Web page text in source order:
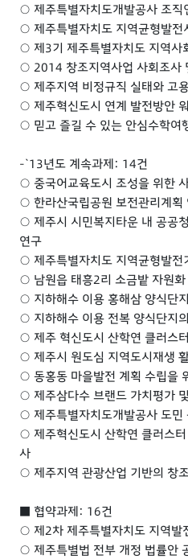
○ 제주특별자치도개발공사 조직
○ 제주특별자치도 지역균형발전
○ 제3기 제주특별자치도 지역사
○ 2014 창조지역사업 사회조사
○ 제주지역 비정규직 실태와 고
○ 제주혁신도시 연계 발전방안
○ 믿고 즐길 수 있는 안심수학여
-`13년도 계속과제: 14건
○ 중국어교육도시 조성을 위한
○ 한라산국립공원 보전관리계획
○ 제주시 시민복지타운 내 공공
연구
○ 제주특별자치도 지역균형발전
○ 남원읍 태흥2리 소금밭 자원
○ 지하해수 이용 홍해삼 양식단
○ 지하해수 이용 전복 양식단지
○ 제주 혁신도시 산학연 클러스
○ 제주시 원도심 지역도시재생
○ 동홍동 마을발전 계획 수립을
○ 제주삼다수 브랜드 가치평가
○ 제주특별자치도개발공사 도민
○ 제주혁신도시 산학연 클러스
사
○ 제주지역 관광산업 기반의 창
■ 협약과제: 16건
○ 제2차 제주특별자치도 지역발
○ 제주특별법 전부 개정 법률안